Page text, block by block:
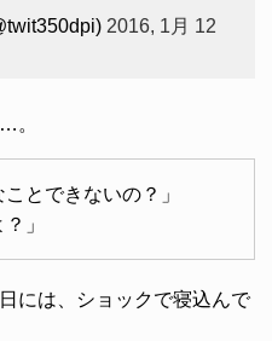
2016, 1月 12
。
とできないの？」
」
には、ショックで寝込んで